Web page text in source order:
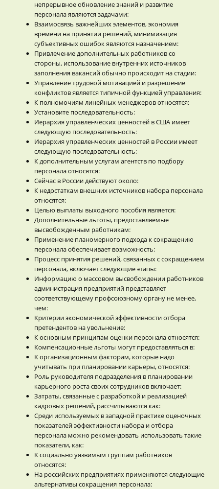
непрерывное обновление знаний и развитие
персонала являются задачами:
Взаимосвязь важнейших элементов, экономия
времени на принятии решений, минимизация
субъективных ошибок являются назначением:
Привлечение дополнительных работников со
стороны, использование внутренних источников
заполнения вакансий обычно происходит на стадии:
Управление трудовой мотивацией и разрешение
конфликтов является типичной функцией управления:
К полномочиям линейных менеджеров относятся:
Установите последовательность:
Иерархия управленческих ценностей в США имеет
следующую последовательность:
Иерархия управленческих ценностей в России имеет
следующую последовательность:
К дополнительным услугам агентств по подбору
персонала относятся:
Сейчас в России действуют около:
К недостаткам внешних источников набора персонала
относятся:
Целью выплаты выходного пособия является:
Дополнительные льготы, предоставляемые
высвобожденным работникам:
Применение планомерного подхода к сокращению
персонала обеспечивает возможность:
Процесс принятия решений, связанных с сокращением
персонала, включает следующие этапы:
Информацию о массовом высвобождении работников
администрация предприятий представляет
соответствующему профсоюзному органу не менее,
чем:
Критерии экономической эффективности отбора
претендентов на увольнение:
К основным принципам оценки персонала относятся:
Компенсационные льготы могут предоставляться в:
К организационным факторам, которые надо
учитывать при планировании карьеры, относятся:
Роль руководителя подразделения в планировании
карьерного роста своих сотрудников включает:
Затраты, связанные с разработкой и реализацией
кадровых решений, рассчитываются как:
Среди используемых в западной практике оценочных
показателей эффективности набора и отбора
персонала можно рекомендовать использовать такие
показатели, как:
К социально уязвимым группам работников
относятся:
На российских предприятиях применяются следующие
альтернативы сокращения персонала: